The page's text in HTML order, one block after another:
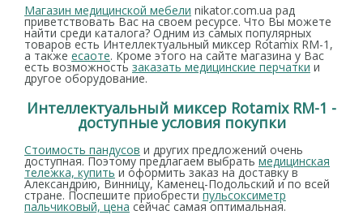
Магазин медицинской мебели nikator.com.ua рад
приветствовать Вас на своем ресурсе. Что Вы можете
найти среди каталога? Одним из самых популярных
товаров есть Интеллектуальный миксер Rotamix RM-1,
а также есаоте. Кроме этого на сайте магазина у Вас
есть возможность заказать медицинские перчатки и
другое оборудование.
Интеллектуальный миксер Rotamix RM-1 -
доступные условия покупки
Стоимость пандусов и других предложений очень
доступная. Поэтому предлагаем выбрать медицинская
тележка, купить и оформить заказ на доставку в
Александрию, Винницу, Каменец-Подольский и по всей
стране. Поспешите приобрести пульсоксиметр
пальчиковый, цена сейчас самая оптимальная.